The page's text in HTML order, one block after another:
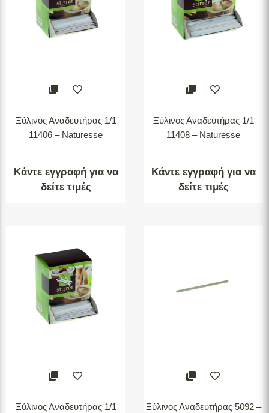
Ξύλινος Αναδευτήρας 1/1
11406 – Naturesse
Κάντε εγγραφή για να
δείτε τιμές
Ξύλινος Αναδευτήρας 1/1
11408 – Naturesse
Κάντε εγγραφή για να
δείτε τιμές
Ξύλινος Αναδευτήρας 1/1
Ξύλινος Αναδευτήρας 5092 –